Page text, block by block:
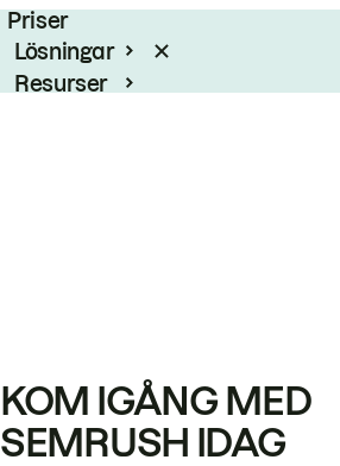
Priser
Lösningar
Resurser
KOM IGÅNG MED
SEMRUSH IDAG